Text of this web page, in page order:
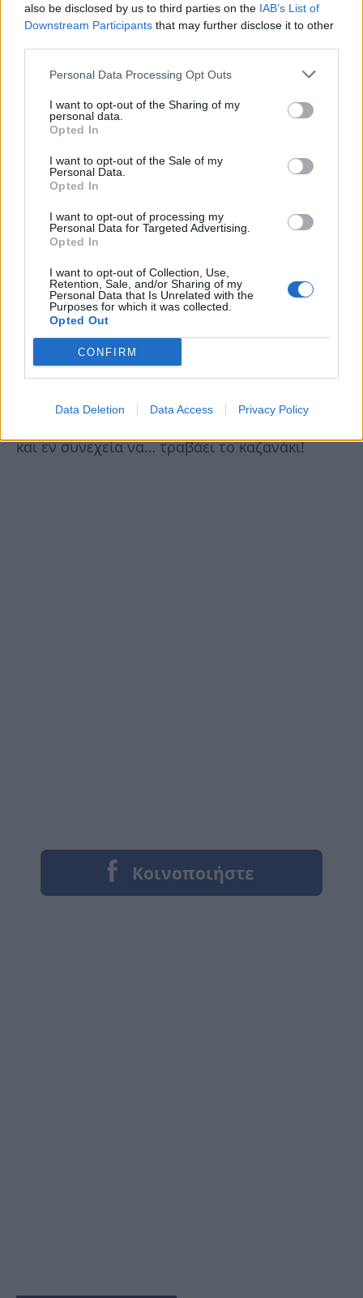
also be disclosed by us to third parties on the IAB’s List of
Downstream Participants that may further disclose it to other
Personal Data Processing Opt Outs
I want to opt-out of the Sharing of my
personal data.
Opted In
I want to opt-out of the Sale of my
Personal Data.
Opted In
I want to opt-out of processing my
Personal Data for Targeted Advertising.
Opted In
I want to opt-out of Collection, Use,
Retention, Sale, and/or Sharing of my
Personal Data that Is Unrelated with the
Purposes for which it was collected.
Opted Out
CONFIRM
Data Deletion Data Access Privacy Policy
Υπενθυμίζεται ότι ο συγκεκριμένος
δημοσιογράφος είχε «πρωταγωνιστήσει» σε
μια ακόμη «μυθική» γκάφα της ΕΡΤ, ακριβώς
πριν ένα χρόνο όταν σε ζωντανή σύνδεση
ακούστηκε να φωνάζει «πού είναι η τουαλέτα»
και εν συνεχεία να… τραβάει το καζανάκι!